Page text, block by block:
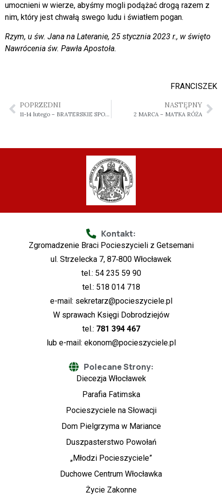
umocnieni w wierze, abyśmy mogli podążać drogą razem z
nim, który jest chwałą swego ludu i światłem pogan.
Rzym, u św. Jana na Lateranie, 25 stycznia 2023 r., w święto
Nawrócenia św. Pawła Apostoła.
FRANCISZEK
POPRZEDNI
11-14 lutego – BRATERSKIE SPOTKANIE W MARIANCE
NASTĘPNY
2 MARCA – MATKA RÓŻA
Kontakt:
Zgromadzenie Braci Pocieszycieli z Getsemani
ul. Strzelecka 7, 87‑800 Włocławek
tel.: 54 235 59 90
tel.: 518 014 718
e-mail: sekretarz@pocieszyciele.pl
W sprawach Księgi Dobrodziejów
tel.: 781 394 467
lub e-mail: ekonom@pocieszyciele.pl
Polecane Strony:
Diecezja Włocławek
Parafia Fatimska
Pocieszyciele na Słowacji
Dom Pielgrzyma w Mariance
Duszpasterstwo Powołań
„Młodzi Pocieszyciele”
Duchowe Centrum Włocławka
Życie Zakonne